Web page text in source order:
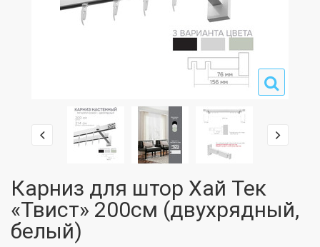
Карниз для штор Хай Тек
«Твист» 200см (двухрядный,
белый)